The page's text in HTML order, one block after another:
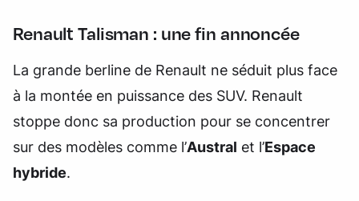
Renault Talisman : une fin annoncée
La grande berline de Renault ne séduit plus face
à la montée en puissance des SUV. Renault
stoppe donc sa production pour se concentrer
sur des modèles comme l’Austral et l’Espace
hybride.